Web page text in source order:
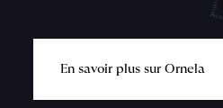
En savoir plus sur Ornela